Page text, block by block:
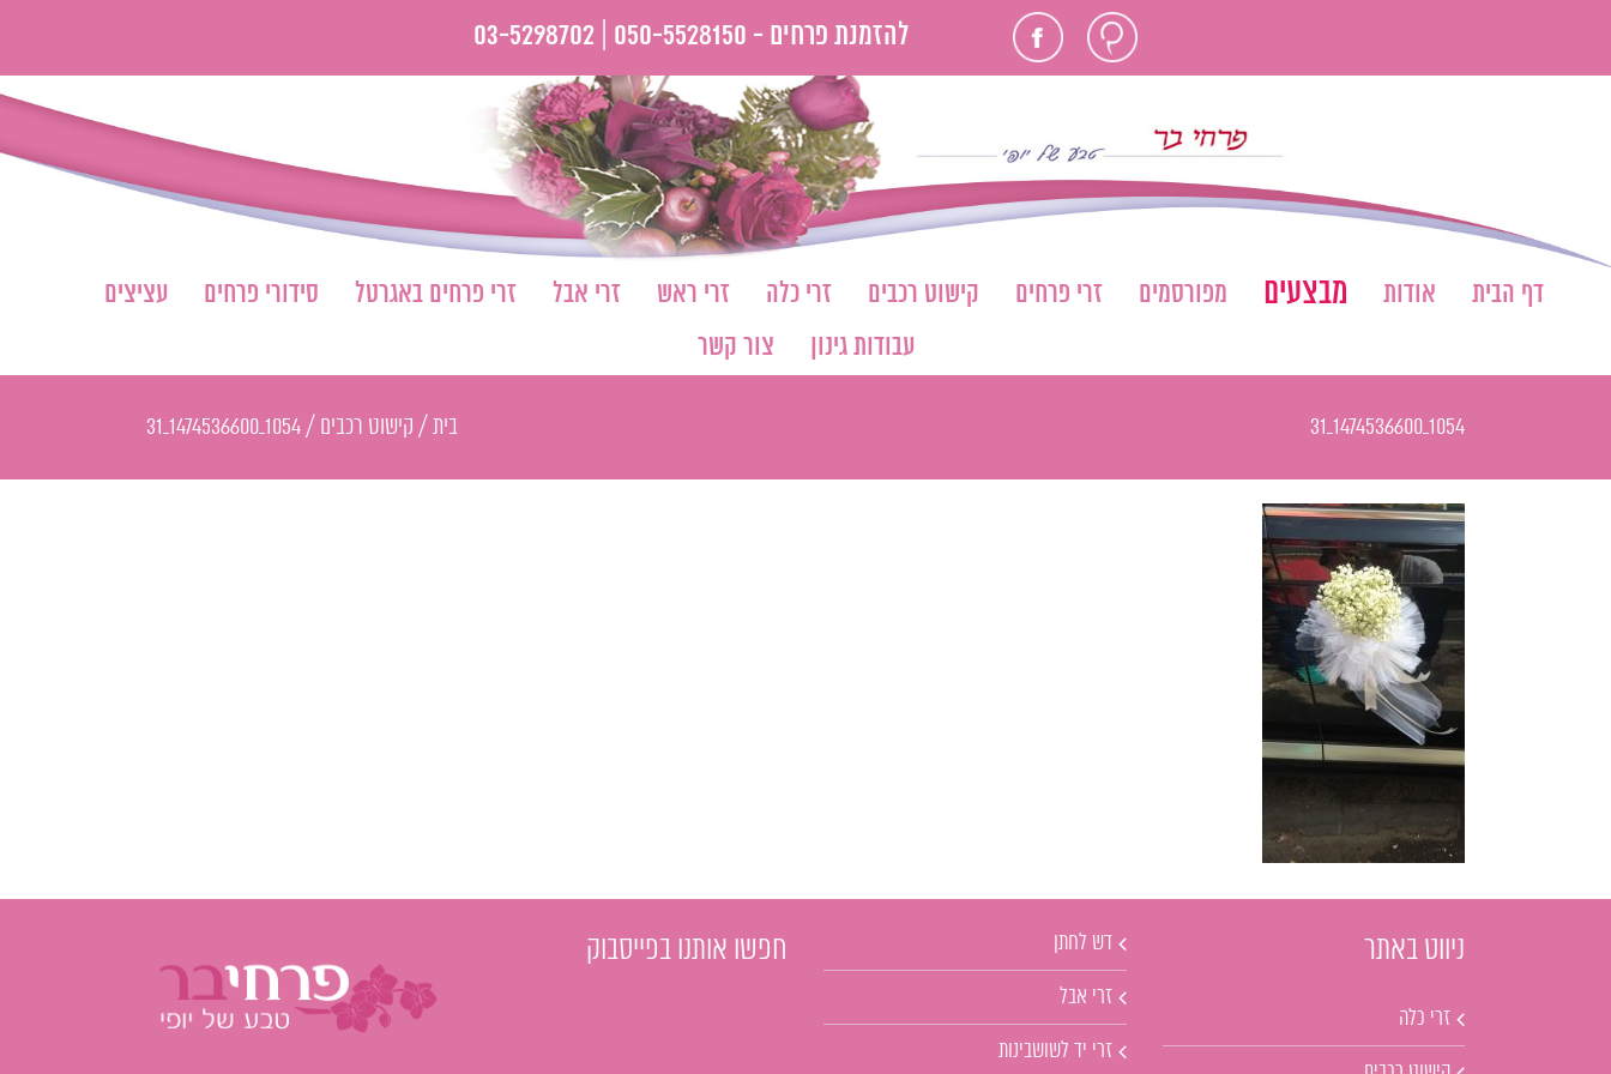
חוות
דעת
פייסבוק להזמנת פרחים - 050-5528150 |
03-5298702
דף הבית אודות מבצעים מפורסמים זרי פרחים קישוט רכבים זרי כלה זרי ראש זרי אבל זרי פרחים באגרטל סידורי פרחים
עציצים
עבודות גינון
צור קשר
1054_1474536600_31 בית / קישוט רכבים /
1054_1474536600_31
ניווט באתר
זרי כלה
דש לחתן
זרי אבל
זרי יד לשושבינות
חפשו אותנו בפייסבוק